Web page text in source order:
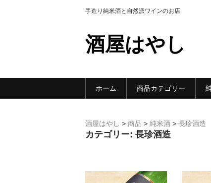
手造り純米酒と自然派ワインのお店
酒屋はやし
ホーム 商品カテゴリー
酒屋はやし > 商品 > 純米酒 > 長珍酒造
カテゴリー: 長珍酒造